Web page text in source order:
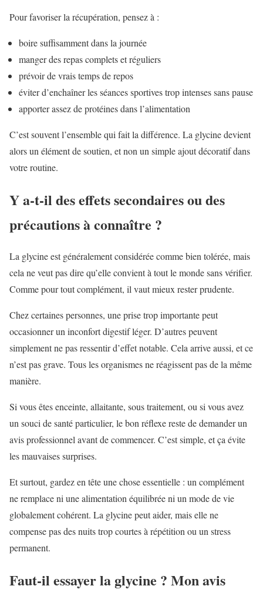
Pour favoriser la récupération, pensez à :
boire suffisamment dans la journée
manger des repas complets et réguliers
prévoir de vrais temps de repos
éviter d’enchaîner les séances sportives trop intenses sans pause
apporter assez de protéines dans l’alimentation
C’est souvent l’ensemble qui fait la différence. La glycine devient
alors un élément de soutien, et non un simple ajout décoratif dans
votre routine.
Y a-t-il des effets secondaires ou des
précautions à connaître ?
La glycine est généralement considérée comme bien tolérée, mais
cela ne veut pas dire qu’elle convient à tout le monde sans vérifier.
Comme pour tout complément, il vaut mieux rester prudente.
Chez certaines personnes, une prise trop importante peut
occasionner un inconfort digestif léger. D’autres peuvent
simplement ne pas ressentir d’effet notable. Cela arrive aussi, et ce
n’est pas grave. Tous les organismes ne réagissent pas de la même
manière.
Si vous êtes enceinte, allaitante, sous traitement, ou si vous avez
un souci de santé particulier, le bon réflexe reste de demander un
avis professionnel avant de commencer. C’est simple, et ça évite
les mauvaises surprises.
Et surtout, gardez en tête une chose essentielle : un complément
ne remplace ni une alimentation équilibrée ni un mode de vie
globalement cohérent. La glycine peut aider, mais elle ne
compense pas des nuits trop courtes à répétition ou un stress
permanent.
Faut-il essayer la glycine ? Mon avis